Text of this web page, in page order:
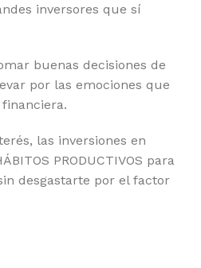
inversores que sí
buenas decisiones de
por las emociones que
las inversiones en
PRODUCTIVOS para
desgastarte por el factor